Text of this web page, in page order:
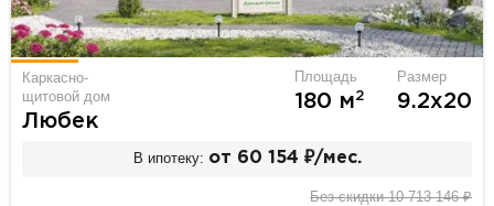
Каркасно-
щитовой дом
Любек
Площадь
180 м2
Размер
9.2х20
В ипотеку: от 60 154 ₽/мес.
Без скидки 10 713 146 ₽